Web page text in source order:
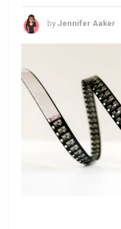
by Jennifer Aaker